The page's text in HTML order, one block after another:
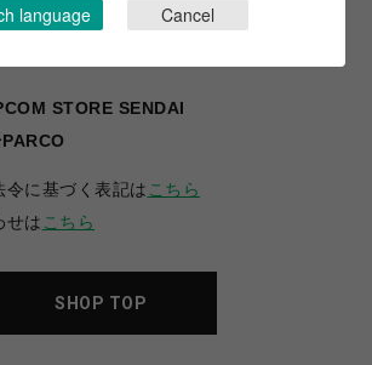
STORE SENDAI
に基づく表記は こちら
せは こちら
SHOP TOP
language Cancel